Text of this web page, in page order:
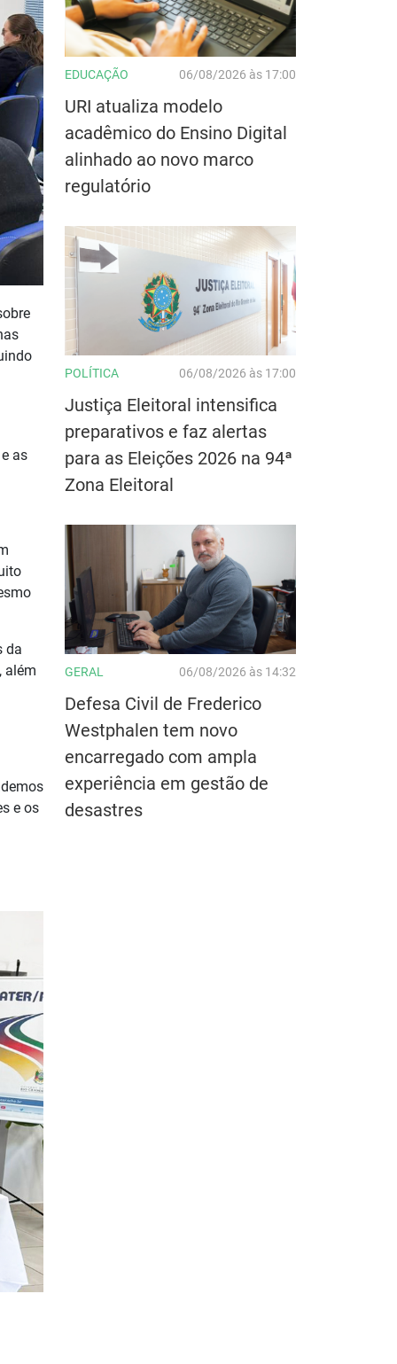
as
da
além
e os
EDUCAÇÃO 06/08/2026 às 17:00
URI atualiza modelo
acadêmico do Ensino Digital
alinhado ao novo marco
regulatório
POLÍTICA 06/08/2026 às 17:00
Justiça Eleitoral intensifica
preparativos e faz alertas
para as Eleições 2026 na 94ª
Zona Eleitoral
GERAL 06/08/2026 às 14:32
Defesa Civil de Frederico
Westphalen tem novo
encarregado com ampla
experiência em gestão de
desastres